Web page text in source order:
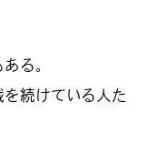
る。
続けている人た